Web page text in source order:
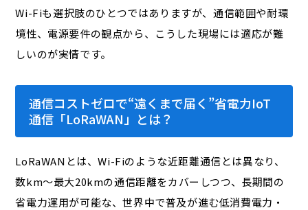
Wi-Fiも選択肢のひとつではありますが、通信範囲や耐環
境性、電源要件の観点から、こうした現場には適応が難
しいのが実情です。
通信コストゼロで“遠くまで届く”省電力IoT
通信「LoRaWAN」とは？
LoRaWANとは、Wi-Fiのような近距離通信とは異なり、
数km〜最大20kmの通信距離をカバーしつつ、長期間の
省電力運用が可能な、世界中で普及が進む低消費電力・